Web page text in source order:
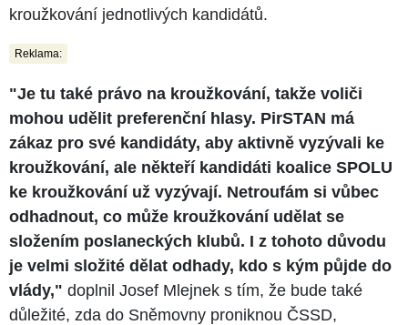
kroužkování jednotlivých kandidátů.
Reklama:
"Je tu také právo na kroužkování, takže voliči
mohou udělit preferenční hlasy. PirSTAN má
zákaz pro své kandidáty, aby aktivně vyzývali ke
kroužkování, ale někteří kandidáti koalice SPOLU
ke kroužkování už vyzývají. Netroufám si vůbec
odhadnout, co může kroužkování udělat se
složením poslaneckých klubů. I z tohoto důvodu
je velmi složité dělat odhady, kdo s kým půjde do
vlády," doplnil Josef Mlejnek s tím, že bude také
důležité, zda do Sněmovny proniknou ČSSD,